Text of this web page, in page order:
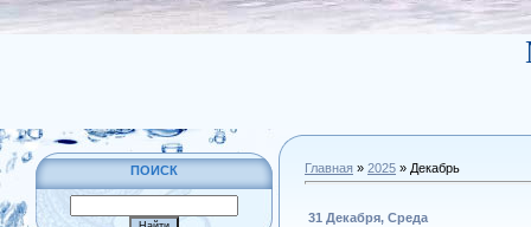
ПОИСК Главная » 2025 » Декабрь
31 Декабря, Среда